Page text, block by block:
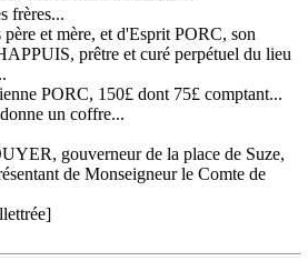
frères...
et mère, et d'Esprit PORC, son
prêtre et curé perpétuel du lieu
PORC, 150£ dont 75£ comptant...
un coffre...
gouverneur de la place de Suze,
de Monseigneur le Comte de